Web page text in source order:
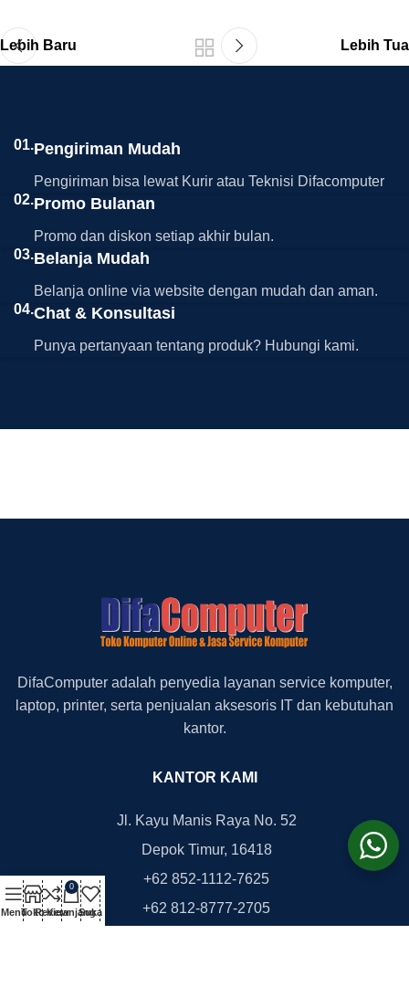
Lebih Baru Lebih Tua
01.Pengiriman Mudah
Pengiriman bisa lewat Kurir atau Teknisi Difacomputer
02.Promo Bulanan
Promo dan diskon setiap akhir bulan.
03.Belanja Mudah
Belanja online via website dengan mudah dan aman.
04.Chat & Konsultasi
Punya pertanyaan tentang produk? Hubungi kami.
DifaComputer adalah penyedia layanan service komputer,
laptop, printer, serta penjualan aksesoris IT dan kebutuhan
kantor.
KANTOR KAMI
Jl. Kayu Manis Raya No. 52
Depok Timur, 16418
+62 852-1112-7625
+62 812-8777-2705
MenuTokoReview
0
Keranjang
Suka